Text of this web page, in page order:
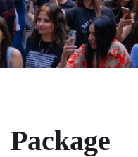
Package